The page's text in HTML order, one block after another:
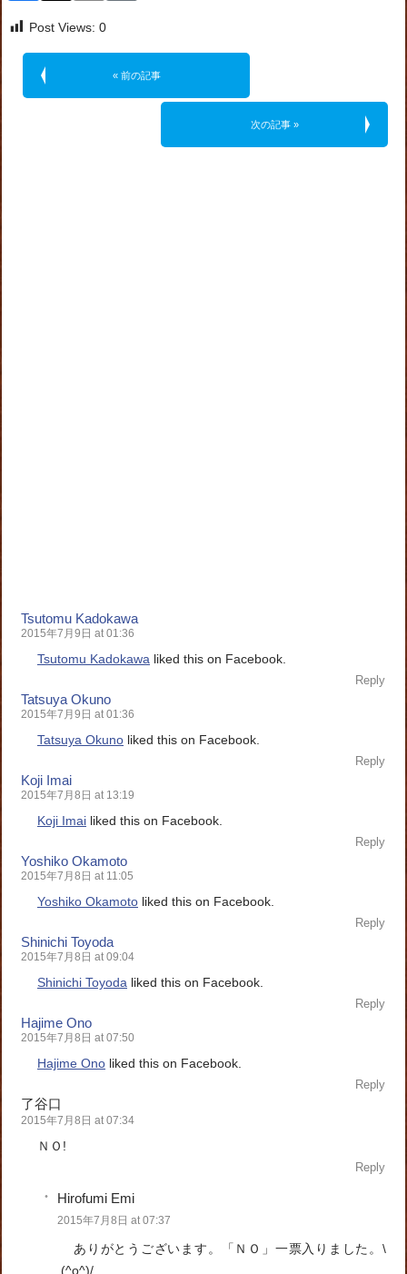
Post Views: 0
« 前の記事
次の記事 »
Tsutomu Kadokawa
2015年7月9日 at 01:36
Tsutomu Kadokawa liked this on Facebook.
Reply
Tatsuya Okuno
2015年7月9日 at 01:36
Tatsuya Okuno liked this on Facebook.
Reply
Koji Imai
2015年7月8日 at 13:19
Koji Imai liked this on Facebook.
Reply
Yoshiko Okamoto
2015年7月8日 at 11:05
Yoshiko Okamoto liked this on Facebook.
Reply
Shinichi Toyoda
2015年7月8日 at 09:04
Shinichi Toyoda liked this on Facebook.
Reply
Hajime Ono
2015年7月8日 at 07:50
Hajime Ono liked this on Facebook.
Reply
了谷口
2015年7月8日 at 07:34
ＮＯ!
Reply
Hirofumi Emi
2015年7月8日 at 07:37
ありがとうございます。「ＮＯ」一票入りました。\
(^o^)/